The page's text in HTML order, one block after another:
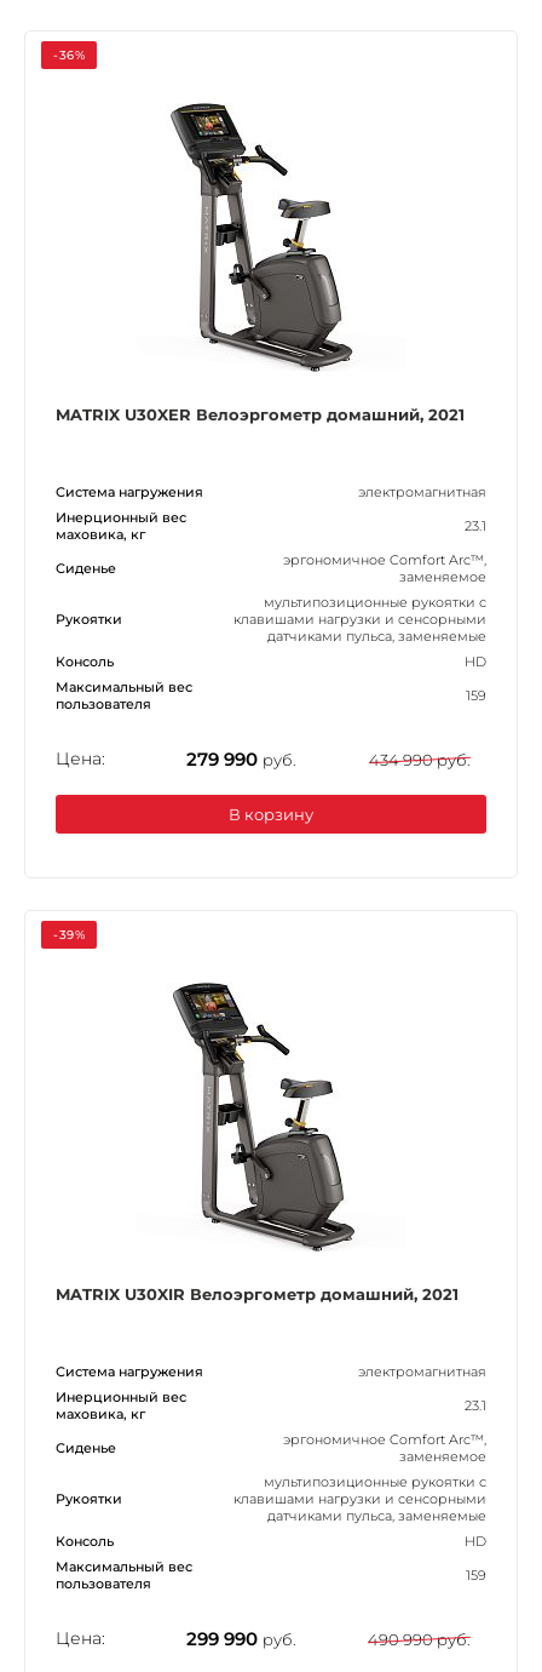
-36%
MATRIX U30XER Велоэргометр домашний, 2021
Система нагружения
электромагнитная
Инерционный вес
маховика, кг
23.1
Сиденье
эргономичное Comfort Arc™,
заменяемое
Рукоятки
мультипозиционные рукоятки с
клавишами нагрузки и сенсорными
датчиками пульса, заменяемые
Консоль
HD
Максимальный вес
пользователя
159
Цена: 279 990 руб. 434 990 руб.
В корзину
-39%
MATRIX U30XIR Велоэргометр домашний, 2021
Система нагружения
электромагнитная
Инерционный вес
маховика, кг
23.1
Сиденье
эргономичное Comfort Arc™,
заменяемое
Рукоятки
мультипозиционные рукоятки с
клавишами нагрузки и сенсорными
датчиками пульса, заменяемые
Консоль
HD
Максимальный вес
пользователя
159
Цена: 299 990 руб. 490 990 руб.